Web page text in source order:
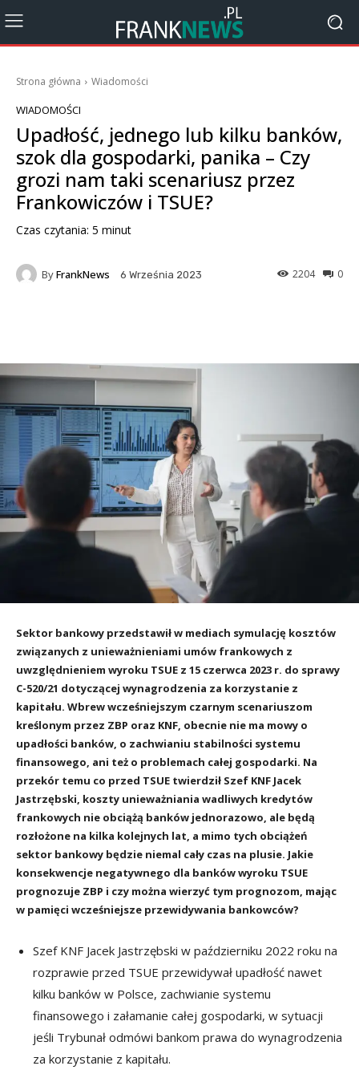
Strona główna Wiadomości
WIADOMOŚCI
Upadłość, jednego lub kilku banków,
szok dla gospodarki, panika – Czy
grozi nam taki scenariusz przez
Frankowiczów i TSUE?
Czas czytania: 5 minut
ByFrankNews 6 Września 2023 0
2204
Sektor bankowy przedstawił w mediach symulację kosztów
związanych z unieważnieniami umów frankowych z
uwzględnieniem wyroku TSUE z 15 czerwca 2023 r. do sprawy
C-520/21 dotyczącej wynagrodzenia za korzystanie z
kapitału. Wbrew wcześniejszym czarnym scenariuszom
kreślonym przez ZBP oraz KNF, obecnie nie ma mowy o
upadłości banków, o zachwianiu stabilności systemu
finansowego, ani też o problemach całej gospodarki. Na
przekór temu co przed TSUE twierdził Szef KNF Jacek
Jastrzębski, koszty unieważniania wadliwych kredytów
frankowych nie obciążą banków jednorazowo, ale będą
rozłożone na kilka kolejnych lat, a mimo tych obciążeń
sektor bankowy będzie niemal cały czas na plusie. Jakie
konsekwencje negatywnego dla banków wyroku TSUE
prognozuje ZBP i czy można wierzyć tym prognozom, mając
w pamięci wcześniejsze przewidywania bankowców?
Szef KNF Jacek Jastrzębski w październiku 2022 roku na
rozprawie przed TSUE przewidywał upadłość nawet
kilku banków w Polsce, zachwianie systemu
finansowego i załamanie całej gospodarki, w sytuacji
jeśli Trybunał odmówi bankom prawa do wynagrodzenia
za korzystanie z kapitału.